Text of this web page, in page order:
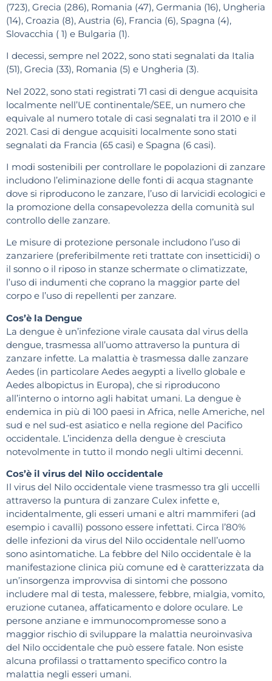
(723), Grecia (286), Romania (47), Germania (16), Ungheria
(14), Croazia (8), Austria (6), Francia (6), Spagna (4),
Slovacchia ( 1) e Bulgaria (1).
I decessi, sempre nel 2022, sono stati segnalati da Italia
(51), Grecia (33), Romania (5) e Ungheria (3).
Nel 2022, sono stati registrati 71 casi di dengue acquisita
localmente nell’UE continentale/SEE, un numero che
equivale al numero totale di casi segnalati tra il 2010 e il
2021. Casi di dengue acquisiti localmente sono stati
segnalati da Francia (65 casi) e Spagna (6 casi).
I modi sostenibili per controllare le popolazioni di zanzare
includono l’eliminazione delle fonti di acqua stagnante
dove si riproducono le zanzare, l’uso di larvicidi ecologici e
la promozione della consapevolezza della comunità sul
controllo delle zanzare.
Le misure di protezione personale includono l’uso di
zanzariere (preferibilmente reti trattate con insetticidi) o
il sonno o il riposo in stanze schermate o climatizzate,
l’uso di indumenti che coprano la maggior parte del
corpo e l’uso di repellenti per zanzare.
Cos’è la Dengue
La dengue è un’infezione virale causata dal virus della
dengue, trasmessa all’uomo attraverso la puntura di
zanzare infette. La malattia è trasmessa dalle zanzare
Aedes (in particolare Aedes aegypti a livello globale e
Aedes albopictus in Europa), che si riproducono
all’interno o intorno agli habitat umani. La dengue è
endemica in più di 100 paesi in Africa, nelle Americhe, nel
sud e nel sud-est asiatico e nella regione del Pacifico
occidentale. L’incidenza della dengue è cresciuta
notevolmente in tutto il mondo negli ultimi decenni.
Cos’è il virus del Nilo occidentale
Il virus del Nilo occidentale viene trasmesso tra gli uccelli
attraverso la puntura di zanzare Culex infette e,
incidentalmente, gli esseri umani e altri mammiferi (ad
esempio i cavalli) possono essere infettati. Circa l’80%
delle infezioni da virus del Nilo occidentale nell’uomo
sono asintomatiche. La febbre del Nilo occidentale è la
manifestazione clinica più comune ed è caratterizzata da
un’insorgenza improvvisa di sintomi che possono
includere mal di testa, malessere, febbre, mialgia, vomito,
eruzione cutanea, affaticamento e dolore oculare. Le
persone anziane e immunocompromesse sono a
maggior rischio di sviluppare la malattia neuroinvasiva
del Nilo occidentale che può essere fatale. Non esiste
alcuna profilassi o trattamento specifico contro la
malattia negli esseri umani.